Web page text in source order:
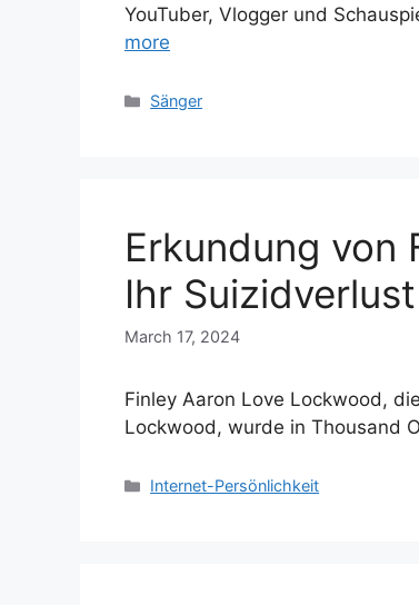
YouTuber, Vlogger und
more
Categories
Sänger
Erkundung von
Ihr
March 17, 2024
Finley Aaron Love Lockwood,
Lockwood, wurde in Thousand
Categories
Internet-Persönlichkeit